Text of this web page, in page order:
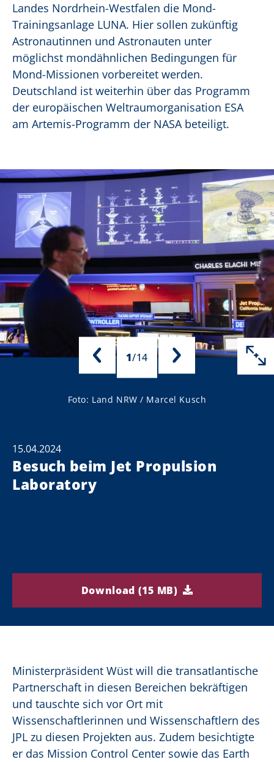
Landes Nordrhein-Westfalen die Mond-
Trainingsanlage LUNA. Hier sollen zukünftig
Astronautinnen und Astronauten unter
möglichst mondähnlichen Bedingungen für
Mond-Missionen vorbereitet werden.
Deutschland ist weiterhin über das Programm
der europäischen Weltraumorganisation ESA
am Artemis-Programm der NASA beteiligt.
1/14
Foto: Land NRW / Marcel Kusch
15.04.2024
Besuch beim Jet Propulsion
Laboratory
Download (15 MB)
Ministerpräsident Wüst will die transatlantische
Partnerschaft in diesen Bereichen bekräftigen
und tauschte sich vor Ort mit
Wissenschaftlerinnen und Wissenschaftlern des
JPL zu diesen Projekten aus. Zudem besichtigte
er das Mission Control Center sowie das Earth